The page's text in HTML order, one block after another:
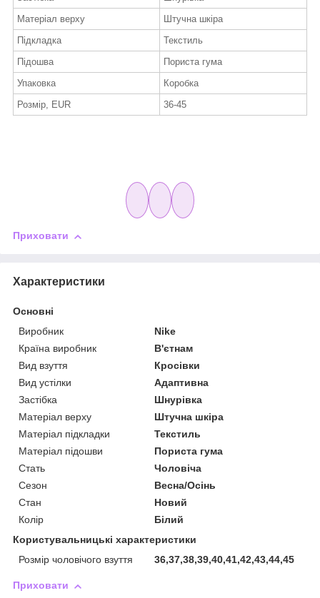
Матеріал верху
Штучна шкіра
Підкладка
Текстиль
Підошва
Пориста гума
Упаковка
Коробка
Розмір, EUR
36-45
Приховати
Характеристики
Основні
Виробник
Nike
Країна виробник
В'єтнам
Вид взуття
Кросівки
Вид устілки
Адаптивна
Застібка
Шнурівка
Матеріал верху
Штучна шкіра
Матеріал підкладки
Текстиль
Матеріал підошви
Пориста гума
Стать
Чоловіча
Сезон
Весна/Осінь
Стан
Новий
Колір
Білий
Користувальницькі характеристики
Розмір чоловічого взуття
36,37,38,39,40,41,42,43,44,45
Приховати